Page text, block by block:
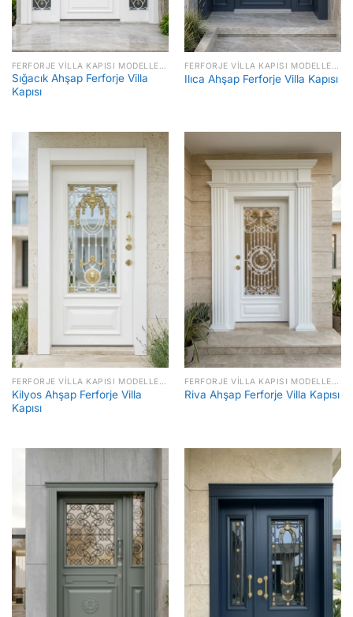
Sığacık Ahşap Ferforje Villa
Kapısı
Ilıca Ahşap Ferforje Villa Kapısı
Kilyos Ahşap Ferforje Villa
Kapısı
Riva Ahşap Ferforje Villa Kapısı